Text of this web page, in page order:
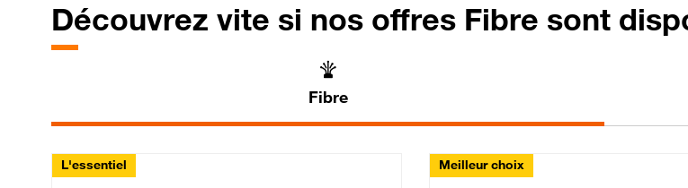
Découvrez vite si nos offres Fibre sont
Fibre
L'essentiel Meilleur choix